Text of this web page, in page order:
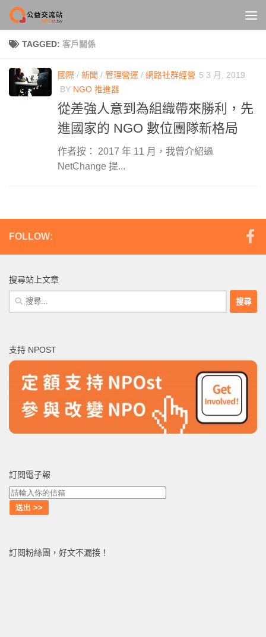
Skip to content
TAGGED: 客戶關係
國際 / 新聞 / 管理營運 / 網路社群經營 5 3 月, 2019
BY NGO 推進器
從差強人意到為組織帶來勝利，先
進國家的 NGO 數位團隊新格局
作者按： 2017 年 11 月，我曾介紹過
NetChange 提...
FOLLOW:
搜尋站上文章
搜
尋
字:
支持 NPOST
訂閱電子報
訂閱粉絲團，好文不漏接！